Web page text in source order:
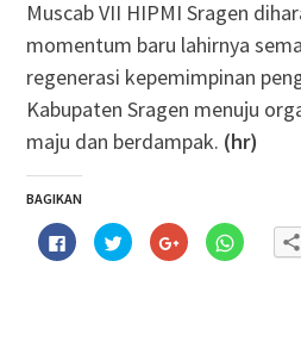
Muscab VII HIPMI Sragen
momentum baru lahirnya
regenerasi kepemimpinan
Kabupaten Sragen menuju
maju dan berdampak. (hr)
BAGIKAN
Klik
untuk
membagikan
Klik
untuk
berbagi
Klik
untuk
berbagi
Klik
untuk